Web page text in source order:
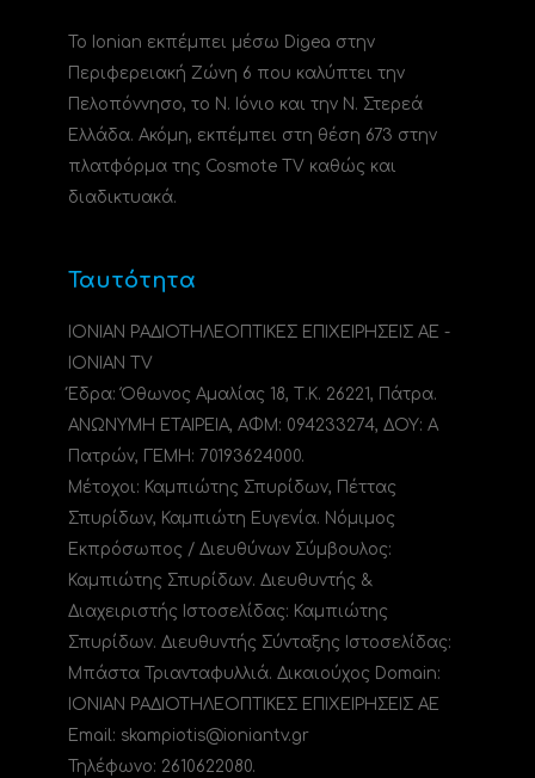
Το Ionian εκπέμπει μέσω Digea στην
Περιφερειακή Ζώνη 6 που καλύπτει την
Πελοπόννησο, το N. Ιόνιο και την Ν. Στερεά
Ελλάδα. Ακόμη, εκπέμπει στη θέση 673 στην
πλατφόρμα της Cosmote TV καθώς και
διαδικτυακά.
Ταυτότητα
ΙΟΝΙΑΝ ΡΑΔΙΟΤΗΛΕΟΠΤΙΚΕΣ ΕΠΙΧΕΙΡΗΣΕΙΣ ΑΕ -
IONIAN TV
Έδρα: Όθωνος Αμαλίας 18, Τ.Κ. 26221, Πάτρα.
ΑΝΩΝΥΜΗ ΕΤΑΙΡΕΙΑ, ΑΦΜ: 094233274, ΔΟΥ: A
Πατρών, ΓΕΜΗ: 70193624000.
Μέτοχοι: Καμπιώτης Σπυρίδων, Πέττας
Σπυρίδων, Καμπιώτη Ευγενία. Νόμιμος
Εκπρόσωπος / Διευθύνων Σύμβουλος:
Καμπιώτης Σπυρίδων. Διευθυντής &
Διαχειριστής Ιστοσελίδας: Καμπιώτης
Σπυρίδων. Διευθυντής Σύνταξης Ιστοσελίδας:
Μπάστα Τριανταφυλλιά. Δικαιούχος Domain:
ΙΟΝΙΑΝ ΡΑΔΙΟΤΗΛΕΟΠΤΙΚΕΣ ΕΠΙΧΕΙΡΗΣΕΙΣ ΑΕ
Email: skampiotis@ioniantv.gr
Τηλέφωνο: 2610622080.